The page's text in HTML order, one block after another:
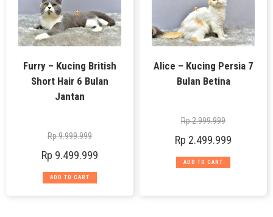
Furry – Kucing British
Short Hair 6 Bulan
Jantan
Rp9.999.999
Rp 9.499.999
ADD TO CART
Alice – Kucing Persia 7
Bulan Betina
Rp2.999.999
Rp 2.499.999
ADD TO CART